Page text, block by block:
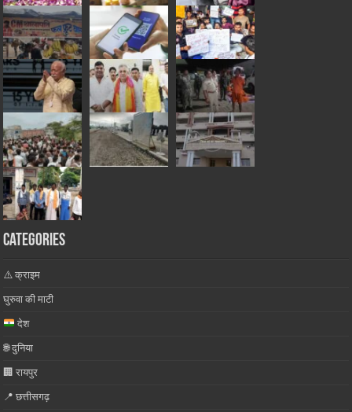
Categories
⚠️ क्राइम
घुरुवा की माटी
देश
🌐 दुनिया
🏢 रायपुर
📍 छत्तीसगढ़